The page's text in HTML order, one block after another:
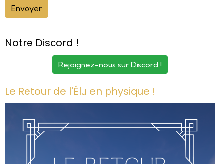
Envoyer
Notre Discord !
Rejoignez-nous sur Discord !
Le Retour de l'Élu en physique !